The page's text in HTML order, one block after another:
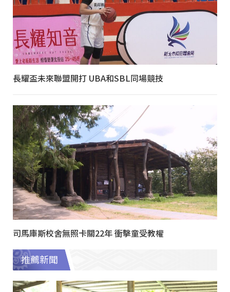
長耀盃未來聯盟開打 UBA和SBL同場競技
司馬庫斯校舍無照卡關22年 衝擊童受教權
推薦新聞